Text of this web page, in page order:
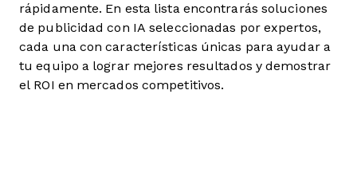
rápidamente. En esta lista encontrarás soluciones
de publicidad con IA seleccionadas por expertos,
cada una con características únicas para ayudar a
tu equipo a lograr mejores resultados y demostrar
el ROI en mercados competitivos.